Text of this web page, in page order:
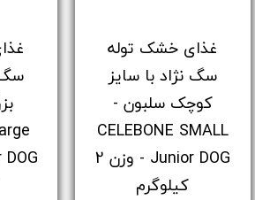
غذای خشک توله
سگ نژاد با سایز
کوچک سلبون -
CELEBONE SMALL
Junior DOG - وزن 2
کیلوگرم
سگ